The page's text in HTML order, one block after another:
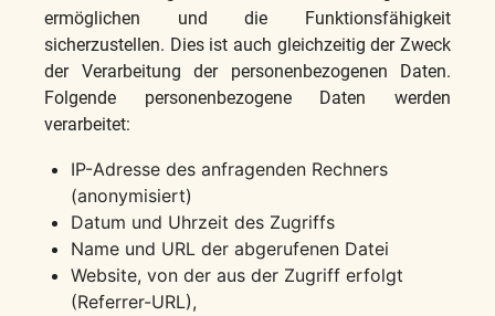
ermöglichen und die Funktionsfähigkeit
sicherzustellen. Dies ist auch gleichzeitig der Zweck
der Verarbeitung der personenbezogenen Daten.
Folgende personenbezogene Daten werden
verarbeitet:
IP-Adresse des anfragenden Rechners
(anonymisiert)
Datum und Uhrzeit des Zugriffs
Name und URL der abgerufenen Datei
Website, von der aus der Zugriff erfolgt
(Referrer-URL),